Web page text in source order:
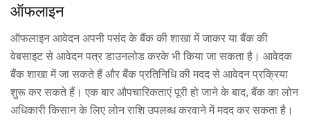
ऑफलाइन
ऑफलाइन आवेदन अपनी पसंद के बैंक की शाखा में जाकर या बैंक की
वेबसाइट से आवेदन पत्र डाउनलोड करके भी किया जा सकता है। आवेदक
बैंक शाखा में जा सकते हैं और बैंक प्रतिनिधि की मदद से आवेदन प्रक्रिया
शुरू कर सकते हैं। एक बार औपचारिकताएं पूरी हो जाने के बाद, बैंक का लोन
अधिकारी किसान के लिए लोन राशि उपलब्ध करवाने में मदद कर सकता है।